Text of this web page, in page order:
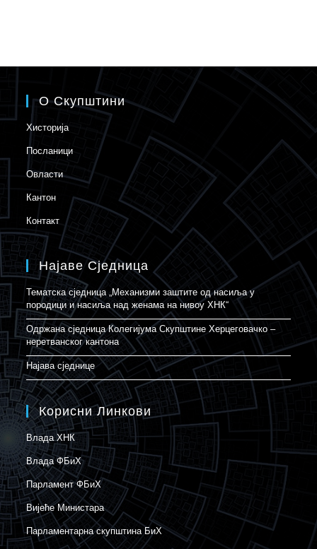
О Скупштини
Хисторија
Посланици
Овласти
Кантон
Контакт
Најаве Сједница
Тематска сједница „Механизми заштите од насиља у
породици и насиља над женама на нивоу ХНК“
Одржана сједница Колегијума Скупштине Херцеговачко –
неретванског кантона
Најава сједнице
Корисни Линкови
Влада ХНК
Влада ФБиХ
Парламент ФБиХ
Вијеће Министара
Парламентарна скупштина БиХ